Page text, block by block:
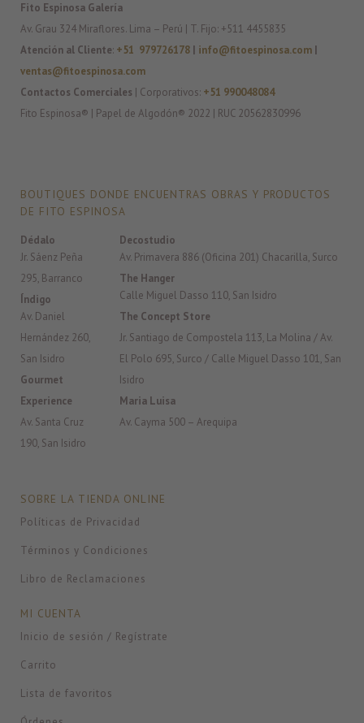
Fito Espinosa Galería
Av. Grau 324 Miraflores. Lima – Perú | T. Fijo: +511 4455835
Atención al Cliente: +51 979726178 | info@fitoespinosa.com |
ventas@fitoespinosa.com
Contactos Comerciales | Corporativos: +51 990048084
Fito Espinosa® | Papel de Algodón® 2022 | RUC 20562830996
BOUTIQUES DONDE ENCUENTRAS OBRAS Y PRODUCTOS
DE FITO ESPINOSA
Dédalo
Jr. Sáenz Peña
295, Barranco
Índigo
Av. Daniel
Hernández 260,
San Isidro
Gourmet
Experience
Av. Santa Cruz
190, San Isidro
Decostudio
Av. Primavera 886 (Oficina 201) Chacarilla, Surco
The Hanger
Calle Miguel Dasso 110, San Isidro
The Concept Store
Jr. Santiago de Compostela 113, La Molina / Av.
El Polo 695, Surco / Calle Miguel Dasso 101, San
Isidro
Maria Luisa
Av. Cayma 500 – Arequipa
SOBRE LA TIENDA ONLINE
Políticas de Privacidad
Términos y Condiciones
Libro de Reclamaciones
MI CUENTA
Inicio de sesión / Regístrate
Carrito
Lista de favoritos